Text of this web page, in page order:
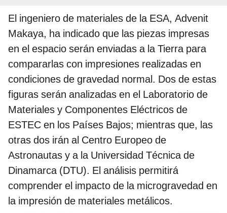
El ingeniero de materiales de la ESA, Advenit
Makaya, ha indicado que las piezas impresas
en el espacio serán enviadas a la Tierra para
compararlas con impresiones realizadas en
condiciones de gravedad normal. Dos de estas
figuras serán analizadas en el Laboratorio de
Materiales y Componentes Eléctricos de
ESTEC en los Países Bajos; mientras que, las
otras dos irán al Centro Europeo de
Astronautas y a la Universidad Técnica de
Dinamarca (DTU). El análisis permitirá
comprender el impacto de la microgravedad en
la impresión de materiales metálicos.